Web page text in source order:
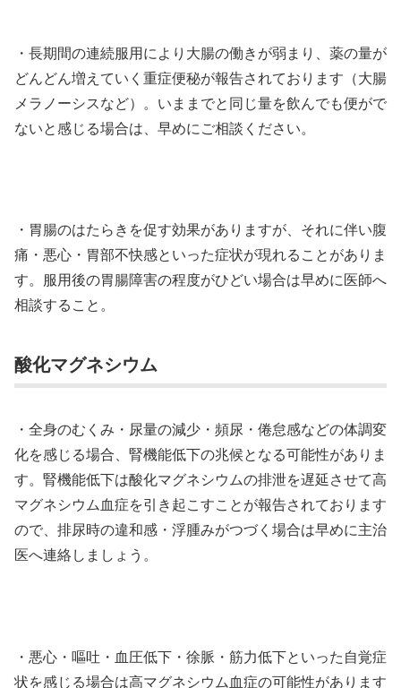
・長期間の連続服用により大腸の働きが弱まり、薬の量が
どんどん増えていく重症便秘が報告されております（大腸
メラノーシスなど）。いままでと同じ量を飲んでも便がで
ないと感じる場合は、早めにご相談ください。
・胃腸のはたらきを促す効果がありますが、それに伴い腹
痛・悪心・胃部不快感といった症状が現れることがありま
す。服用後の胃腸障害の程度がひどい場合は早めに医師へ
相談すること。
酸化マグネシウム
・全身のむくみ・尿量の減少・頻尿・倦怠感などの体調変
化を感じる場合、腎機能低下の兆候となる可能性がありま
す。腎機能低下は酸化マグネシウムの排泄を遅延させて高
マグネシウム血症を引き起こすことが報告されております
ので、排尿時の違和感・浮腫みがつづく場合は早めに主治
医へ連絡しましょう。
・悪心・嘔吐・血圧低下・徐脈・筋力低下といった自覚症
状を感じる場合は高マグネシウム血症の可能性があります